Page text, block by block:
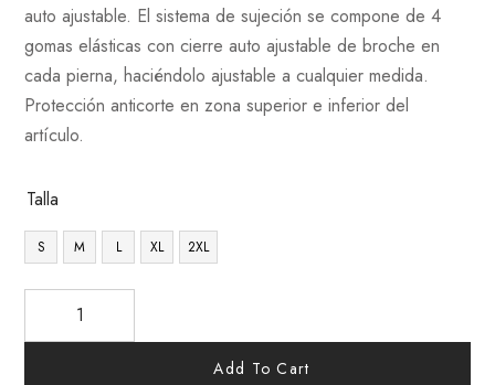
auto ajustable. El sistema de sujeción se compone de 4
gomas elásticas con cierre auto ajustable de broche en
cada pierna, haciéndolo ajustable a cualquier medida.
Protección anticorte en zona superior e inferior del
artículo.
Talla
S M L XL 2XL
Add To Cart